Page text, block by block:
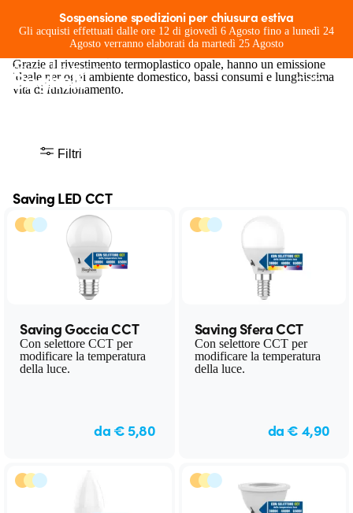
Sospensione spedizioni per chiusura estiva
Gli acquisti effettuati dalle ore 12 di giovedì 6 Agosto fino a lunedì 24
Agosto verranno elaborati da martedì 25 Agosto
Saving LED
Una gamma completa per ogni tipo di
installazione
Lampadine compatte ad elevata potenza e con un
gradevole design.
Grazie al rivestimento termoplastico opale, hanno un emissione
ideale per ogni ambiente domestico, bassi consumi e lunghissima
vita di funzionamento.
Filtri
Saving LED CCT
Saving Goccia CCT
Con selettore CCT per
modificare la temperatura
della luce.
da € 5,80
Saving Sfera CCT
Con selettore CCT per
modificare la temperatura
della luce.
da € 4,90